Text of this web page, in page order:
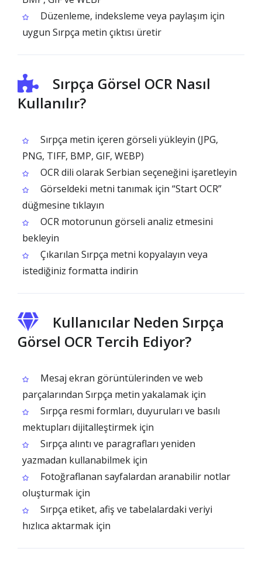
Düzenleme, indeksleme veya paylaşım için
uygun Sırpça metin çıktısı üretir
Sırpça Görsel OCR Nasıl
Kullanılır?
Sırpça metin içeren görseli yükleyin (JPG,
PNG, TIFF, BMP, GIF, WEBP)
OCR dili olarak Serbian seçeneğini işaretleyin
Görseldeki metni tanımak için “Start OCR”
düğmesine tıklayın
OCR motorunun görseli analiz etmesini
bekleyin
Çıkarılan Sırpça metni kopyalayın veya
istediğiniz formatta indirin
Kullanıcılar Neden Sırpça
Görsel OCR Tercih Ediyor?
Mesaj ekran görüntülerinden ve web
parçalarından Sırpça metin yakalamak için
Sırpça resmi formları, duyuruları ve basılı
mektupları dijitalleştirmek için
Sırpça alıntı ve paragrafları yeniden
yazmadan kullanabilmek için
Fotoğraflanan sayfalardan aranabilir notlar
oluşturmak için
Sırpça etiket, afiş ve tabelalardaki veriyi
hızlıca aktarmak için